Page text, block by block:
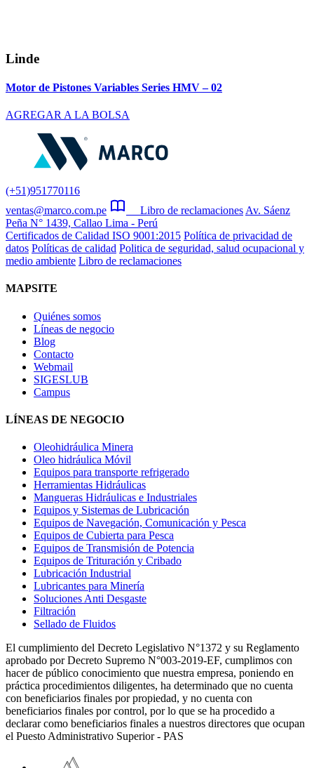
Linde
Motor de Pistones Variables Series HMV – 02
AGREGAR A LA BOLSA
(+51)951770116
ventas@marco.com.pe
Libro de reclamaciones Av. Sáenz
Peña N° 1439, Callao Lima - Perú
Certificados de Calidad ISO 9001:2015 Política de privacidad de
datos Políticas de calidad Politica de seguridad, salud ocupacional y
medio ambiente Libro de reclamaciones
MAPSITE
Quiénes somos
Líneas de negocio
Blog
Contacto
Webmail
SIGESLUB
Campus
LÍNEAS DE NEGOCIO
Oleohidráulica Minera
Oleo hidráulica Móvil
Equipos para transporte refrigerado
Herramientas Hidráulicas
Mangueras Hidráulicas e Industriales
Equipos y Sistemas de Lubricación
Equipos de Navegación, Comunicación y Pesca
Equipos de Cubierta para Pesca
Equipos de Transmisión de Potencia
Equipos de Trituración y Cribado
Lubricación Industrial
Lubricantes para Minería
Soluciones Anti Desgaste
Filtración
Sellado de Fluidos
El cumplimiento del Decreto Legislativo N°1372 y su Reglamento
aprobado por Decreto Supremo N°003-2019-EF, cumplimos con
hacer de público conocimiento que nuestra empresa, poniendo en
práctica procedimientos diligentes, ha determinado que no cuenta
con beneficiarios finales por propiedad, y no cuenta con
beneficiarios finales por control, por lo que se ha procedido a
declarar como beneficiarios finales a nuestros directores que ocupan
el Puesto Administrativo Superior - PAS